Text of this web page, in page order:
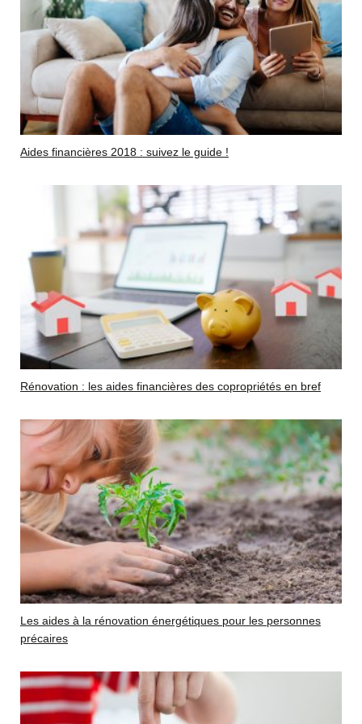
Aides financières 2018 : suivez le guide !
Rénovation : les aides financières des copropriétés en bref
Les aides à la rénovation énergétiques pour les personnes
précaires